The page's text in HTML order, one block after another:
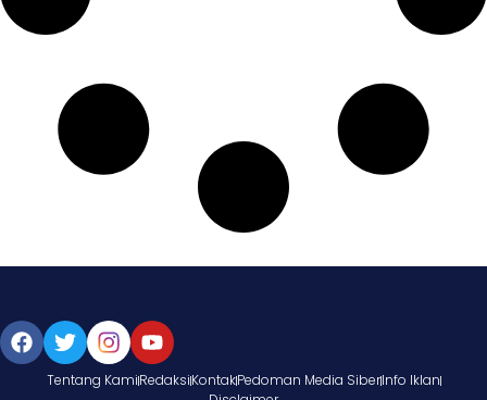
Tentang KamiRedaksiKontakPedoman Media SiberInfo Iklan